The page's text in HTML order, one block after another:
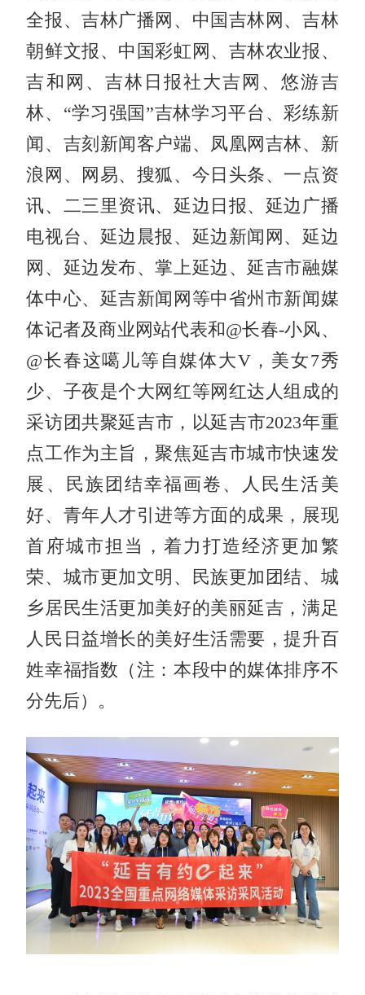
全报、吉林广播网、中国吉林网、吉林
朝鲜文报、中国彩虹网、吉林农业报、
吉和网、吉林日报社大吉网、悠游吉
林、“学习强国”吉林学习平台、彩练新
闻、吉刻新闻客户端、凤凰网吉林、新
浪网、网易、搜狐、今日头条、一点资
讯、二三里资讯、延边日报、延边广播
电视台、延边晨报、延边新闻网、延边
网、延边发布、掌上延边、延吉市融媒
体中心、延吉新闻网等中省州市新闻媒
体记者及商业网站代表和@长春-小风、
@长春这噶儿等自媒体大V，美女7秀
少、子夜是个大网红等网红达人组成的
采访团共聚延吉市，以延吉市2023年重
点工作为主旨，聚焦延吉市城市快速发
展、民族团结幸福画卷、人民生活美
好、青年人才引进等方面的成果，展现
首府城市担当，着力打造经济更加繁
荣、城市更加文明、民族更加团结、城
乡居民生活更加美好的美丽延吉，满足
人民日益增长的美好生活需要，提升百
姓幸福指数（注：本段中的媒体排序不
分先后）。